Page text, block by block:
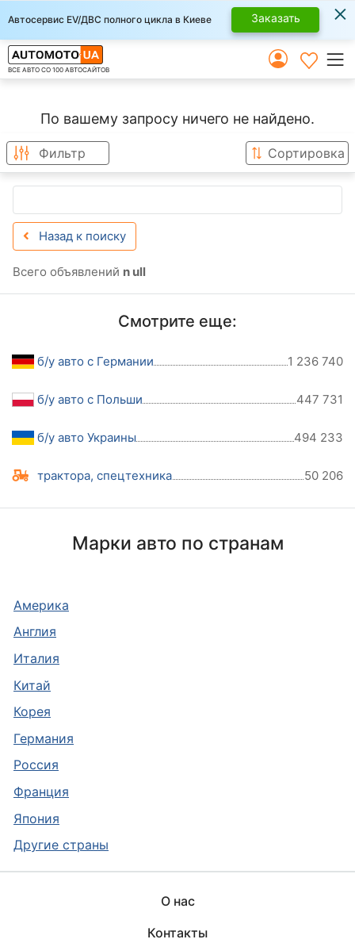
Автосервис EV/ДВС полного цикла в Киеве Заказать ×
ВСЕ АВТО СО 100 АВТОСАЙТОВ
По вашему запросу ничего не найдено.
Фильтр Сортировка
Назад к поиску
Всего объявлений n ull
Смотрите еще:
б/у авто с Германии 1 236 740
б/у авто с Польши 447 731
б/у авто Украины 494 233
трактора, спецтехника 50 206
Марки авто по странам
Америка
Англия
Италия
Китай
Корея
Германия
Россия
Франция
Япония
Другие страны
О нас
Контакты